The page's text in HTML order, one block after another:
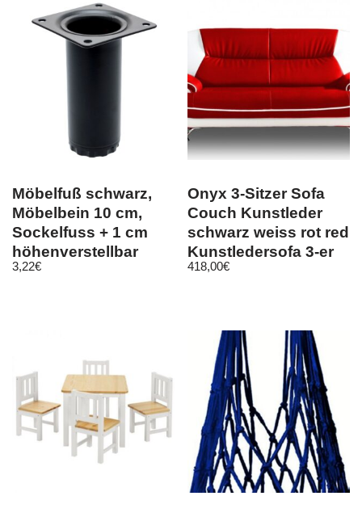
Möbelfuß schwarz,
Möbelbein 10 cm,
Sockelfuss + 1 cm
höhenverstellbar
3,22€
Onyx 3-Sitzer Sofa
Couch Kunstleder
schwarz weiss rot red
Kunstledersofa 3-er
418,00€